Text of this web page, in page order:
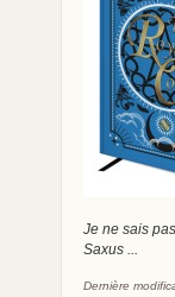
Je ne sais
Saxus ...
Dernière